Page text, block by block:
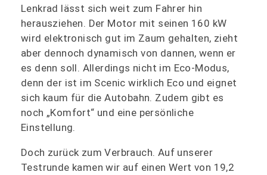
Lenkrad lässt sich weit zum Fahrer hin
herausziehen. Der Motor mit seinen 160 kW
wird elektronisch gut im Zaum gehalten, zieht
aber dennoch dynamisch von dannen, wenn er
es denn soll. Allerdings nicht im Eco-Modus,
denn der ist im Scenic wirklich Eco und eignet
sich kaum für die Autobahn. Zudem gibt es
noch „Komfort“ und eine persönliche
Einstellung.
Doch zurück zum Verbrauch. Auf unserer
Testrunde kamen wir auf einen Wert von 19,2